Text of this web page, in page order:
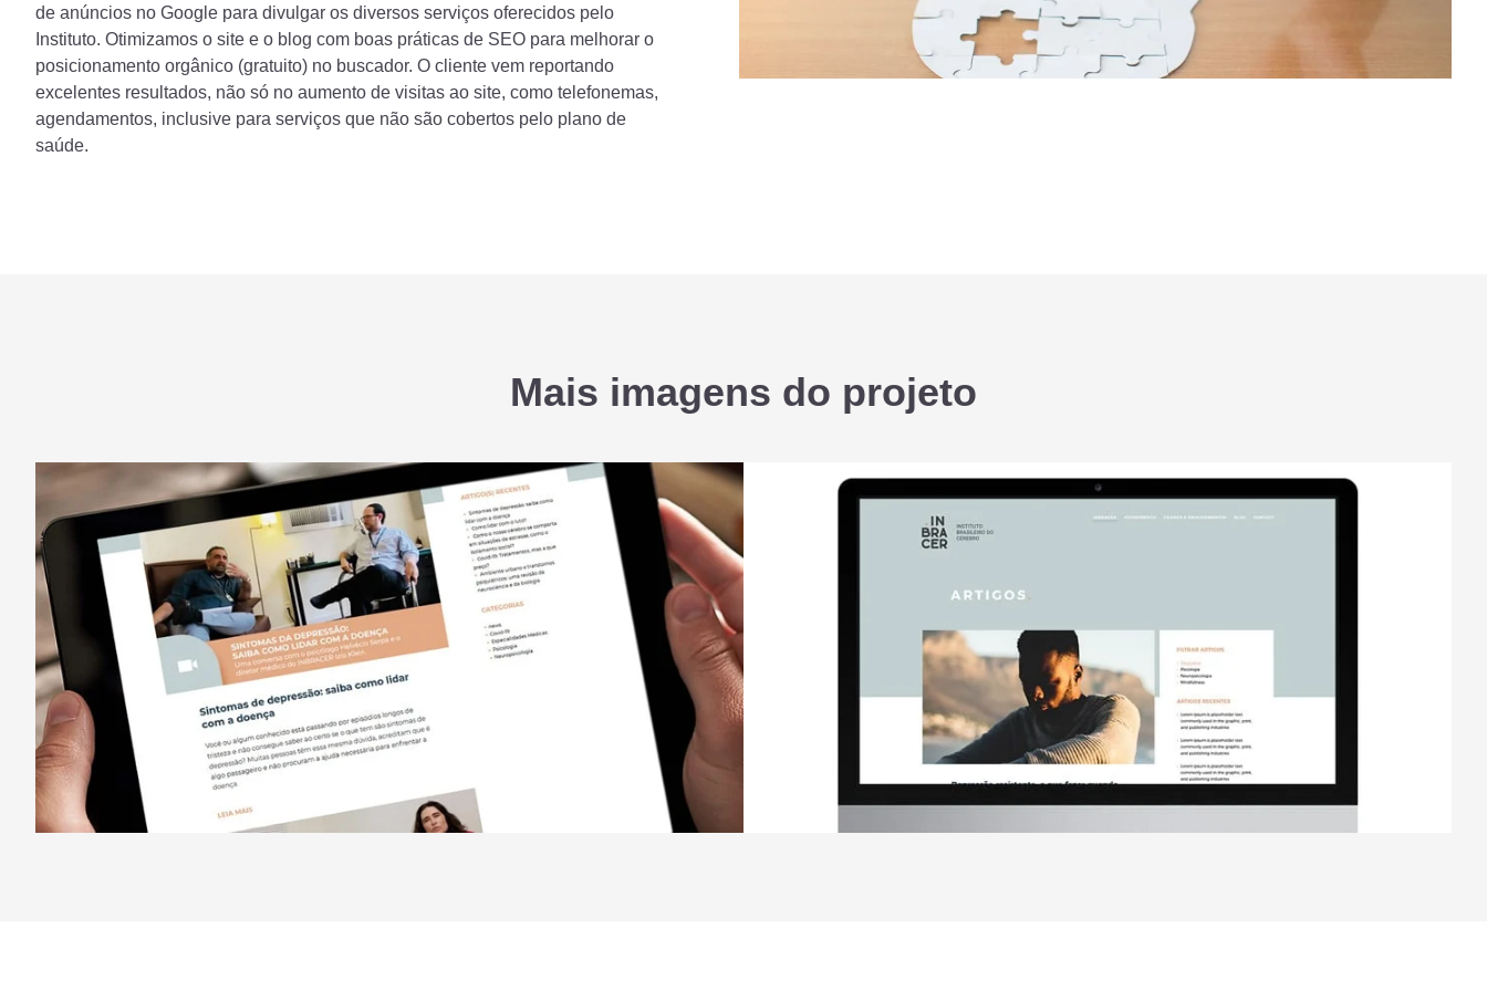
de anúncios no Google para divulgar os diversos serviços oferecidos pelo
Instituto. Otimizamos o site e o blog com boas práticas de SEO para melhorar o
posicionamento orgânico (gratuito) no buscador. O cliente vem reportando
excelentes resultados, não só no aumento de visitas ao site, como telefonemas,
agendamentos, inclusive para serviços que não são cobertos pelo plano de
saúde.
Mais imagens do projeto